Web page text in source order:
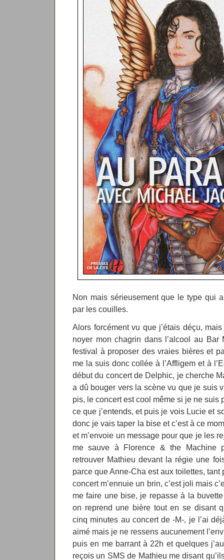
Non mais sérieusement que le type qui
par les couilles.
Alors forcément vu que j’étais déçu,
noyer mon chagrin dans l’alcool au
festival à proposer des vraies bières et
me la suis donc collée à l’Affligem et à
début du concert de Delphic, je cherche
a dû bouger vers la scène vu que je suis
pis, le concert est cool même si je ne suis
ce que j’entends, et puis je vois Lucie et
donc je vais taper la bise et c’est à ce
et m’envoie un message pour que je les
me sauve à Florence & the Machine
retrouver Mathieu devant la régie une
parce que Anne-Cha est aux toilettes,
concert m’ennuie un brin, c’est joli mais
me faire une bise, je repasse à la
on reprend une bière tout en se disant
cinq minutes au concert de -M-, je l’ai
aimé mais je ne ressens aucunement
puis en me barrant à 22h et quelques
reçois un SMS de Mathieu me disant